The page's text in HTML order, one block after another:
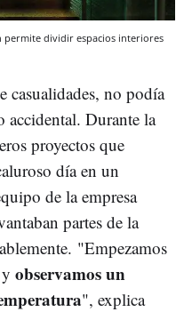
permite dividir espacios interiores
casualidades, no podía
accidental. Durante la
proyectos que
día en un
de la empresa
partes de la
"Empezamos
observamos un
", explica